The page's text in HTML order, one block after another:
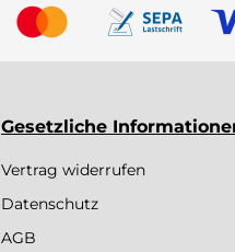
Gesetzliche
Vertrag widerrufen
Datenschutz
AGB